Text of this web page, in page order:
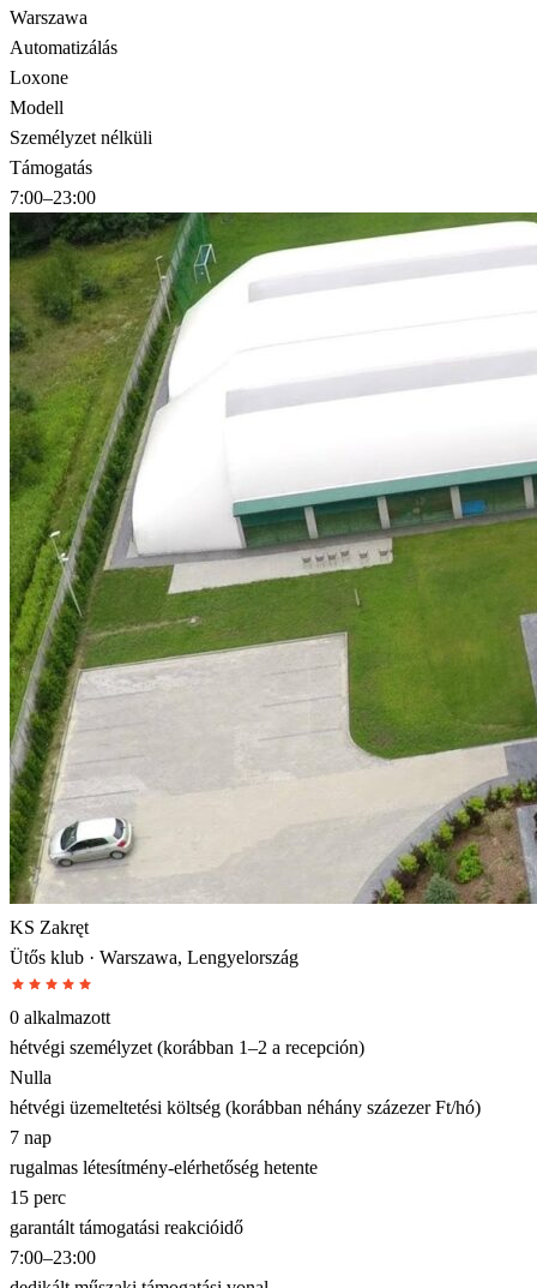
Warszawa
Automatizálás
Loxone
Modell
Személyzet nélküli
Támogatás
7:00–23:00
KS Zakręt
Ütős klub · Warszawa, Lengyelország
0 alkalmazott
hétvégi személyzet (korábban 1–2 a recepción)
Nulla
hétvégi üzemeltetési költség (korábban néhány százezer Ft/hó)
7 nap
rugalmas létesítmény-elérhetőség hetente
15 perc
garantált támogatási reakcióidő
7:00–23:00